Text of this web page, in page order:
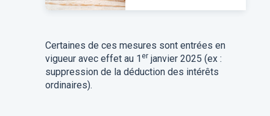
Certaines de ces mesures sont entrées en
vigueur avec effet au 1 erjanvier 2025 (ex :
suppression de la déduction des intérêts
ordinaires).